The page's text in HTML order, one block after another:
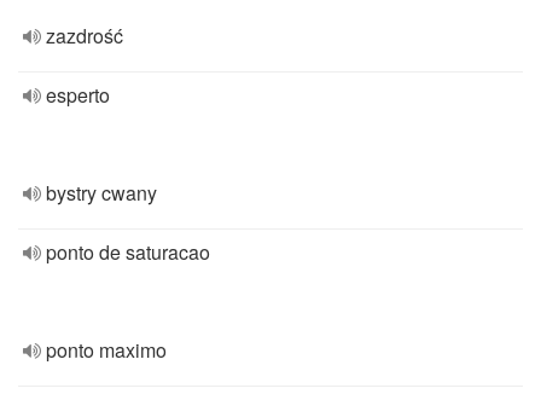
zazdrość
esperto
bystry cwany
ponto de saturacao
ponto maximo